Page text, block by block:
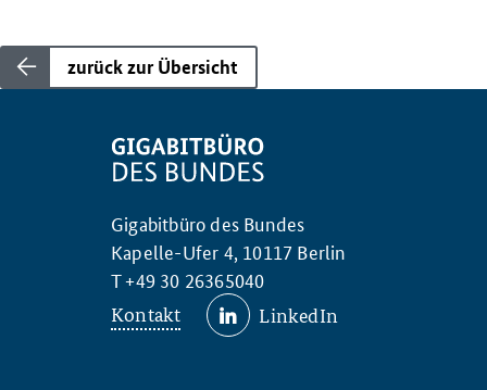
zurück zur Übersicht
Gigabitbüro des Bundes
Kapelle-Ufer 4, 10117 Berlin
T +49 30 26365040
Kontakt LinkedIn